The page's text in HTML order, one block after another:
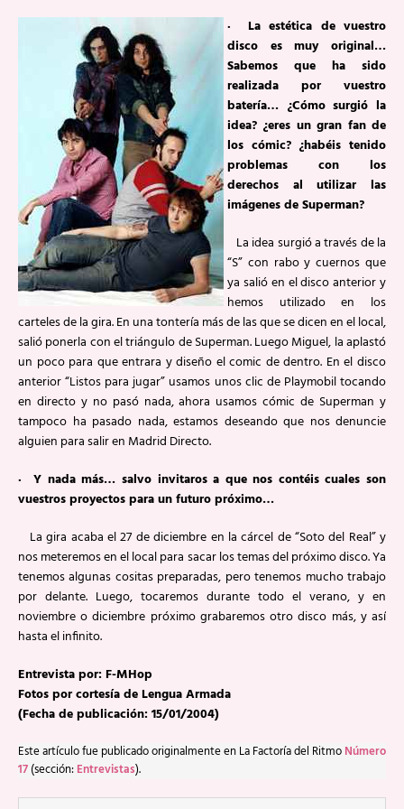
· La estética de vuestro
disco es muy original…
Sabemos que ha sido
realizada por vuestro
batería… ¿Cómo surgió la
idea? ¿eres un gran fan de
los cómic? ¿habéis tenido
problemas con los
derechos al utilizar las
imágenes de Superman?
La idea surgió a través de la
“S” con rabo y cuernos que
ya salió en el disco anterior y
hemos utilizado en los
carteles de la gira. En una tontería más de las que se dicen en el local,
salió ponerla con el triángulo de Superman. Luego Miguel, la aplastó
un poco para que entrara y diseño el comic de dentro. En el disco
anterior “Listos para jugar” usamos unos clic de Playmobil tocando
en directo y no pasó nada, ahora usamos cómic de Superman y
tampoco ha pasado nada, estamos deseando que nos denuncie
alguien para salir en Madrid Directo.
· Y nada más… salvo invitaros a que nos contéis cuales son
vuestros proyectos para un futuro próximo…
La gira acaba el 27 de diciembre en la cárcel de “Soto del Real” y
nos meteremos en el local para sacar los temas del próximo disco. Ya
tenemos algunas cositas preparadas, pero tenemos mucho trabajo
por delante. Luego, tocaremos durante todo el verano, y en
noviembre o diciembre próximo grabaremos otro disco más, y así
hasta el infinito.
Entrevista por: F-MHop
Fotos por cortesía de Lengua Armada
(Fecha de publicación: 15/01/2004)
Este artículo fue publicado originalmente en La Factoría del Ritmo Número
17 (sección: Entrevistas).